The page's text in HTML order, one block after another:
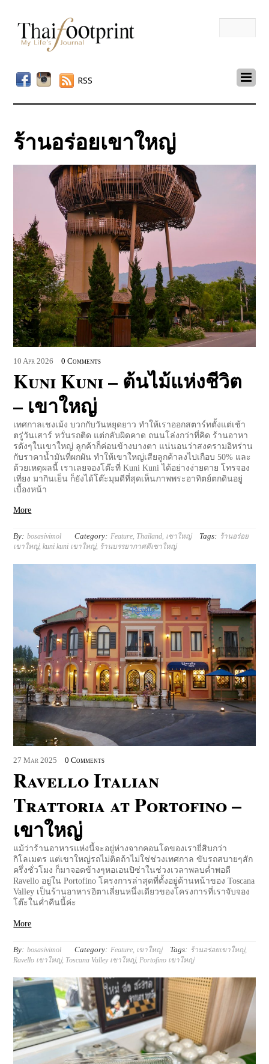
RSS
ร้านอร่อยเขาใหญ่
10 Apr 2026 0 Comments
Kuni Kuni – ต้นไม้แห่งชีวิต
– เขาใหญ่
เทศกาลเชงเม้ง บวกกับวันหยุดยาว ทำให้เราออกสตาร์ทตั้งแต่เช้า
ตรู่วันเสาร์ หวั่นรถติด แต่กลับผิดคาด ถนนโล่งกว่าที่คิด ร้านอาหา
รดังๆในเขาใหญ่ ลูกค้าก็ค่อนข้างบางตา แน่นอนว่าสงครามอิหร่าน
กับราคาน้ำมันที่ผกผัน ทำให้เขาใหญ่เสียลูกค้าลงไปเกือบ 50% และ
ด้วยเหตุผลนี้ เราเลยจองโต๊ะที่ Kuni Kuni ได้อย่างง่ายดาย โทรจอง
เที่ยง มากินเย็น ก็ยังได้โต๊ะมุมดีที่สุดเห็นภาพพระอาทิตย์ตกดินอยู่
เบื้องหน้า
More
By: bosasivimol Category: Feature, Thailand, เขาใหญ่ Tags: ร้านอร่อย
เขาใหญ่,kuni kuni เขาใหญ่, ร้านบรรยากาศดีเขาใหญ่
27 Mar 2025 0 Comments
Ravello Italian
Trattoria at Portofino –
เขาใหญ่
แม้ว่าร้านอาหารแห่งนี้จะอยู่ห่างจากคอนโดของเรายี่สิบกว่า
กิโลเมตร แต่เขาใหญ่รถไม่ติดถ้าไม่ใช่ช่วงเทศกาล ขับรถสบายๆสัก
ครึ่งชั่วโมง ก็มาจอดข้างๆหอเอนปิซ่าในช่วงเวลาพลบค่ำพอดี
Ravello อยู่ใน Portofino โครงการล่าสุดที่ตั้งอยู่ด้านหน้าของ Toscana
Valley เป็นร้านอาหารอิตาเลี่ยนหนึ่งเดียวของโครงการที่เราจับจอง
โต๊ะในค่ำคืนนี้ค่ะ
More
By: bosasivimol Category: Feature เขาใหญ่ Tags: ร้านอร่อยเขาใหญ่,
Ravello เขาใหญ่, Toscana Valley เขาใหญ่, Portofino เขาใหญ่